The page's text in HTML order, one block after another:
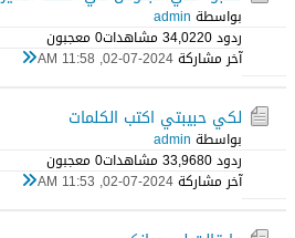
بواسطة admin
ردود 0 34,022 مشاهدات
0 معجبون
آخر مشاركة02-07-2024, 11:58 AM
لكي حبيبتي اكتب الكلمات
بواسطة admin
ردود 0 33,968 مشاهدات
0 معجبون
آخر مشاركة02-07-2024, 11:53 AM